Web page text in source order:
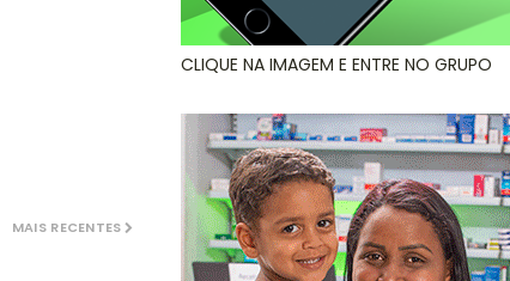
MAIS RECENTES
CLIQUE NA IMAGEM E ENTRE NO GRUPO